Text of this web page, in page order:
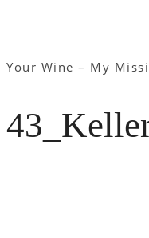
Your Wine – My